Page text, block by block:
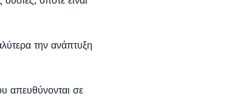
την ανάπτυξη
απευθύνονται σε